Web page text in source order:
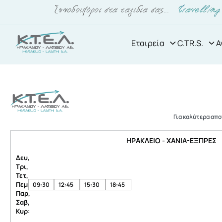
Εταιρεία C.TR.S.
Για καλύτερα
ΗΡΑΚΛΕΙΟ - ΧΑΝΙΑ-ΕΞΠΡΕΣ
Δευ,
Τρι,
Τετ,
Πεμ,
Παρ,
Σαβ,
Κυρ:
09:30 12:45 15:30 18:45